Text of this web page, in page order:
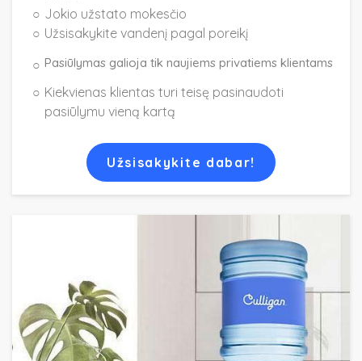
Jokio užstato mokesčio
Užsisakykite vandenį pagal poreikį
Pasiūlymas galioja tik naujiems privatiems klientams
Kiekvienas klientas turi teisę pasinaudoti
pasiūlymu vieną kartą
Užsisakykite dabar!